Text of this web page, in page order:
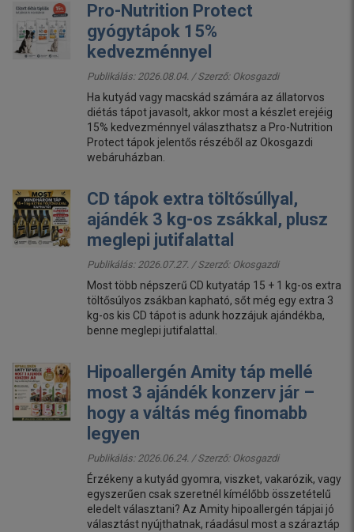
Pro-Nutrition Protect
gyógytápok 15%
kedvezménnyel
Publikálás: 2026.08.04. / Szerző: Okosgazdi
Ha kutyád vagy macskád számára az állatorvos
diétás tápot javasolt, akkor most a készlet erejéig
15% kedvezménnyel választhatsz a Pro-Nutrition
Protect tápok jelentős részéből az Okosgazdi
webáruházban.
CD tápok extra töltősúllyal,
ajándék 3 kg-os zsákkal, plusz
meglepi jutifalattal
Publikálás: 2026.07.27. / Szerző: Okosgazdi
Most több népszerű CD kutyatáp 15 + 1 kg-os extra
töltősúlyos zsákban kapható, sőt még egy extra 3
kg-os kis CD tápot is adunk hozzájuk ajándékba,
benne meglepi jutifalattal.
Hipoallergén Amity táp mellé
most 3 ajándék konzerv jár –
hogy a váltás még finomabb
legyen
Publikálás: 2026.06.24. / Szerző: Okosgazdi
Érzékeny a kutyád gyomra, viszket, vakarózik, vagy
egyszerűen csak szeretnél kímélőbb összetételű
eledelt választani? Az Amity hipoallergén tápjai jó
választást nyújthatnak, ráadásul most a száraztáp